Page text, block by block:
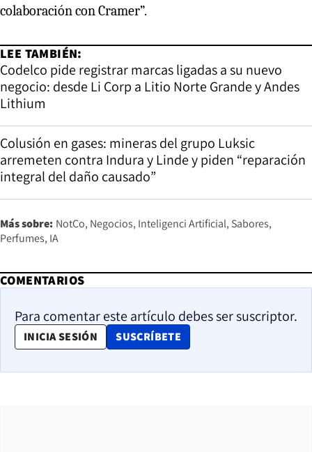
colaboración con Cramer”.
LEE TAMBIÉN:
Codelco pide registrar marcas ligadas a su nuevo
negocio: desde Li Corp a Litio Norte Grande y Andes
Lithium
Colusión en gases: mineras del grupo Luksic
arremeten contra Indura y Linde y piden “reparación
integral del daño causado”
Más sobre: NotCo Negocios Inteligenci Artificial Sabores
Perfumes IA
COMENTARIOS
Para comentar este artículo debes ser suscriptor.
INICIA SESIÓN SUSCRÍBETE
OPENS IN NEW WINDOW